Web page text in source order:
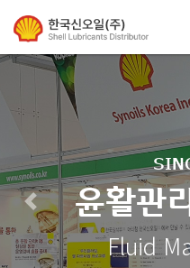
윤활관
Fluid
Previous